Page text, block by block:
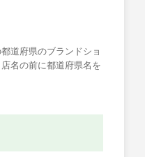
道府県のブランドショ
名の前に都道府県名を